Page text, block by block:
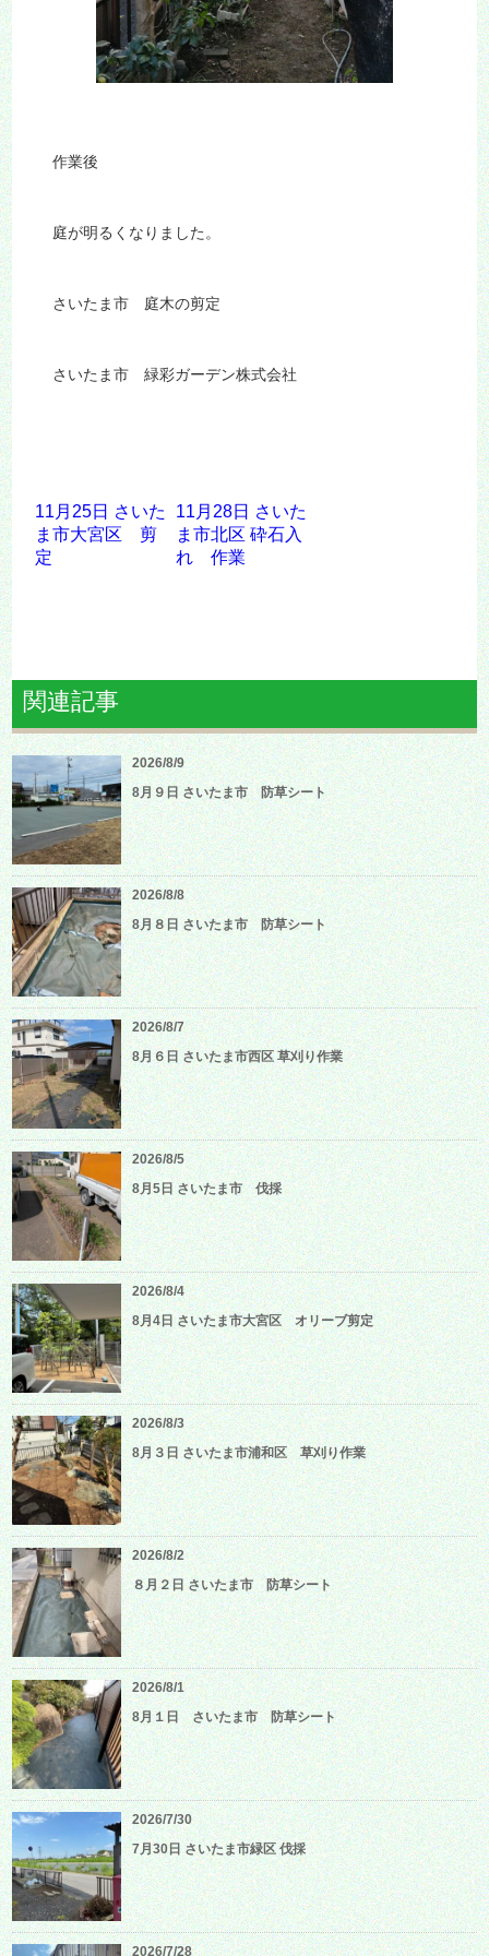
作業後
庭が明るくなりました。
さいたま市 庭木の剪定
さいたま市 緑彩ガーデン株式会社
11月25日 さいた
ま市大宮区 剪
定
11月28日 さいた
ま市北区 砕石入
れ 作業
関連記事
2026/8/9
8月９日 さいたま市 防草シート
2026/8/8
8月８日 さいたま市 防草シート
2026/8/7
8月６日 さいたま市西区 草刈り作業
2026/8/5
8月5日 さいたま市 伐採
2026/8/4
8月4日 さいたま市大宮区 オリーブ剪定
2026/8/3
8月３日 さいたま市浦和区 草刈り作業
2026/8/2
８月２日 さいたま市 防草シート
2026/8/1
8月１日 さいたま市 防草シート
2026/7/30
7月30日 さいたま市緑区 伐採
2026/7/28